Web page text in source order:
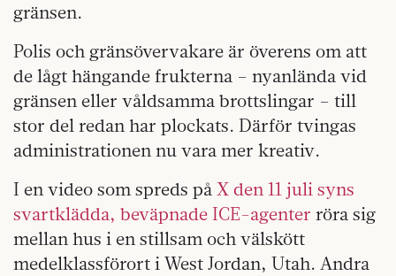
gränsen.
Polis och gränsövervakare är överens om att
de lågt hängande frukterna – nyanlända vid
gränsen eller våldsamma brottslingar – till
stor del redan har plockats. Därför tvingas
administrationen nu vara mer kreativ.
I en video som spreds på X den 11 juli syns
svartklädda, beväpnade ICE-agenter röra sig
mellan hus i en stillsam och välskött
medelklassförort i West Jordan, Utah. Andra